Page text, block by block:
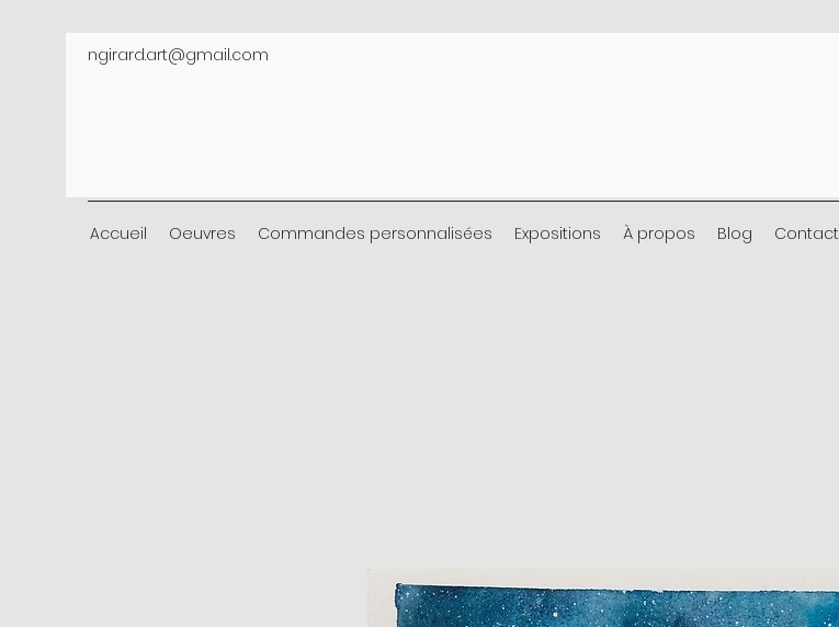
ngirard.art@gmail.com
Accueil Oeuvres Commandes personnalisées Expositions À propos Blog Contact